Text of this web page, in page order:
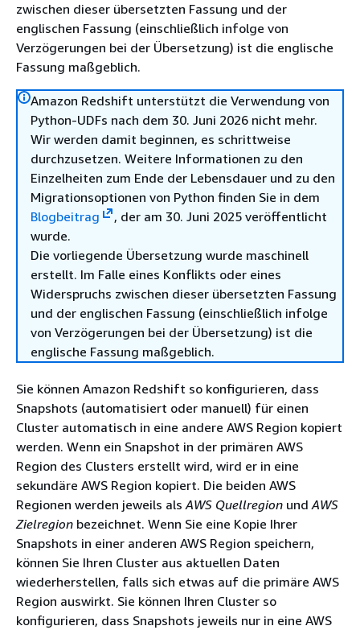
zwischen dieser übersetzten Fassung und der
englischen Fassung (einschließlich infolge von
Verzögerungen bei der Übersetzung) ist die englische
Fassung maßgeblich.
Amazon Redshift unterstützt die Verwendung von
Python-UDFs nach dem 30. Juni 2026 nicht mehr.
Wir werden damit beginnen, es schrittweise
durchzusetzen. Weitere Informationen zu den
Einzelheiten zum Ende der Lebensdauer und zu den
Migrationsoptionen von Python finden Sie in dem
Blogbeitrag
, der am 30. Juni 2025 veröffentlicht
wurde.
Die vorliegende Übersetzung wurde maschinell
erstellt. Im Falle eines Konflikts oder eines
Widerspruchs zwischen dieser übersetzten Fassung
und der englischen Fassung (einschließlich infolge
von Verzögerungen bei der Übersetzung) ist die
englische Fassung maßgeblich.
Sie können Amazon Redshift so konfigurieren, dass
Snapshots (automatisiert oder manuell) für einen
Cluster automatisch in eine andere AWS Region kopiert
werden. Wenn ein Snapshot in der primären AWS
Region des Clusters erstellt wird, wird er in eine
sekundäre AWS Region kopiert. Die beiden AWS
Regionen werden jeweils alsAWS Quellregion undAWS
Zielregion bezeichnet. Wenn Sie eine Kopie Ihrer
Snapshots in einer anderen AWS Region speichern,
können Sie Ihren Cluster aus aktuellen Daten
wiederherstellen, falls sich etwas auf die primäre AWS
Region auswirkt. Sie können Ihren Cluster so
konfigurieren, dass Snapshots jeweils nur in eine AWS